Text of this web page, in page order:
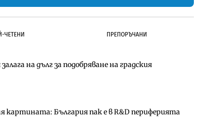
ЧЕТЕНИ ПРЕПОРЪЧАНИ
на дълг за подобряване на градския
картината: България пак е в R&D периферията
за преместването на трамвайното
Петрохан ще върви паралелно с екологичните
Петрохан ще върви паралелно с екологичните
придобиване на Euroapi Italy